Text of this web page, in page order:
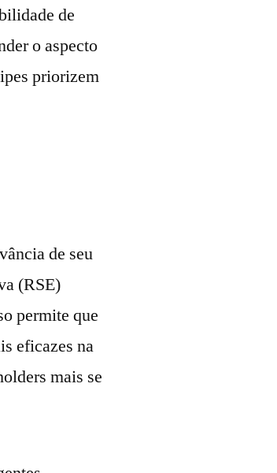
de
o aspecto
priorizem
de seu
(RSE)
permite que
eficazes na
mais se